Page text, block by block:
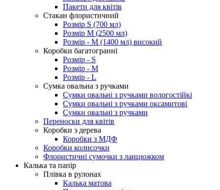
Пакети для квітів
Стакан флористичний
Розмір S (700 мл)
Розмір М (2500 мл)
Розмір - М (1400 мл) високий
Коробки багатогранні
Розмір - S
Розмір - М
Розмір - L
Сумка овальна з ручками
Сумки овальні з ручками вологостійкі
Сумки овальні з ручками оксамитові
Сумки овальні з ручками
Переноски для квітів
Коробки з дерева
Коробки з МДФ
Коробки колисочки
Флористичні сумочки з ланцюжком
Калька та папір
Плівка в рулонах
Калька матова